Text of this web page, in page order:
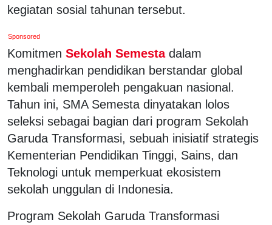
kegiatan sosial tahunan tersebut.
Sponsored
Komitmen Sekolah Semesta dalam
menghadirkan pendidikan berstandar global
kembali memperoleh pengakuan nasional.
Tahun ini, SMA Semesta dinyatakan lolos
seleksi sebagai bagian dari program Sekolah
Garuda Transformasi, sebuah inisiatif strategis
Kementerian Pendidikan Tinggi, Sains, dan
Teknologi untuk memperkuat ekosistem
sekolah unggulan di Indonesia.
Program Sekolah Garuda Transformasi